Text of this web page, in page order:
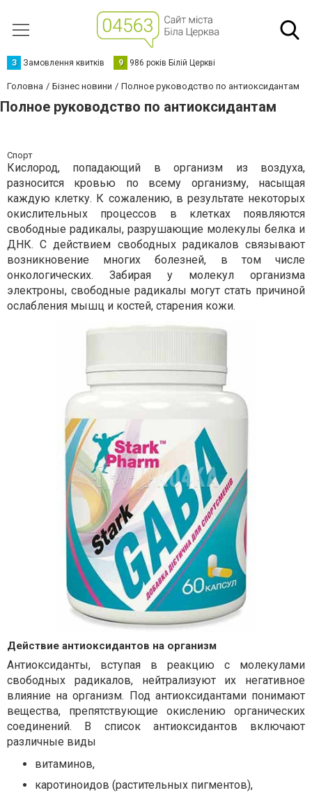
З Замовлення квитків 9 986 років Білій Церкві
Головна Бізнес новини Полное руководство по антиоксидантам
Полное руководство по антиоксидантам
Спорт
Кислород, попадающий в организм из воздуха,
разносится кровью по всему организму, насыщая
каждую клетку. К сожалению, в результате некоторых
окислительных процессов в клетках появляются
свободные радикалы, разрушающие молекулы белка и
ДНК. С действием свободных радикалов связывают
возникновение многих болезней, в том числе
онкологических. Забирая у молекул организма
электроны, свободные радикалы могут стать причиной
ослабления мышц и костей, старения кожи.
Действие антиоксидантов на организм
Антиоксиданты, вступая в реакцию с молекулами
свободных радикалов, нейтрализуют их негативное
влияние на организм. Под антиоксидантами понимают
вещества, препятствующие окислению органических
соединений. В список антиоксидантов включают
различные виды
витаминов,
каротиноидов (растительных пигментов),